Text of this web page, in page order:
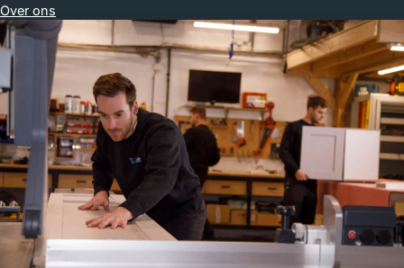
Over ons